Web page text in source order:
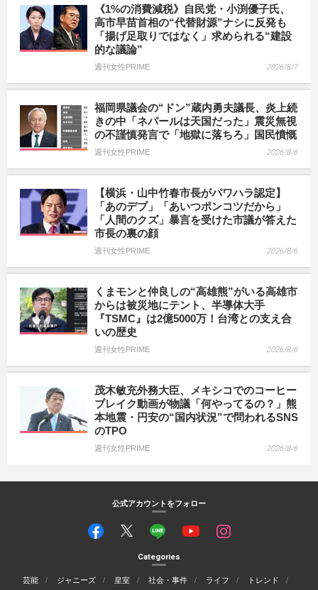
《1%の消費減税》自民党・小渕優子氏、
高市早苗首相の“代替財源”ナシに反発も
「揚げ足取りではなく」求められる“建設
的な議論”
週刊女性PRIME 2026/8/7
福岡県議会の“ドン”蔵内勇夫議長、炎上続
きの中「ネパールは天国だった」震災無視
の不謹慎発言で「地獄に落ちろ」国民憤慨
週刊女性PRIME 2026/8/6
【横浜・山中竹春市長がパワハラ認定】
「あのデブ」「あいつポンコツだから」
「人間のクズ」暴言を受けた市議が答えた
市長の裏の顔
週刊女性PRIME 2026/8/6
くまモンと仲良しの“高雄熊”がいる高雄市
からは被災地にテント、半導体大手
『TSMC』は2億5000万！台湾との支え合
いの歴史
週刊女性PRIME 2026/8/6
茂木敏充外務大臣、メキシコでのコーヒー
ブレイク動画が物議「何やってるの？」熊
本地震・円安の“国内状況”で問われるSNS
のTPO
週刊女性PRIME 2026/8/6
公式アカウントをフォロー
Categories
芸能 ジャニーズ 皇室 社会・事件 ライフ
トレンド